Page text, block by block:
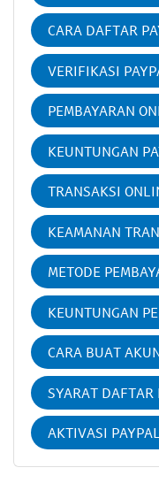
CARA DAFTAR
VERIFIKASI
PEMBAYARAN
KEUNTUNGAN
TRANSAKSI
KEAMANAN
METODE
KEUNTUNGAN
CARA BUAT
SYARAT DAFTAR
AKTIVASI